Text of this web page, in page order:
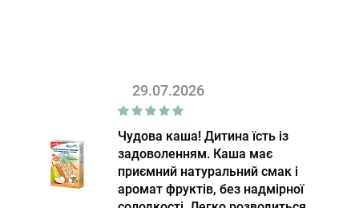
29.07.2026
Чудова каша! Дитина їсть із
задоволенням. Каша має
приємний натуральний смак і
аромат фруктів, без надмірної